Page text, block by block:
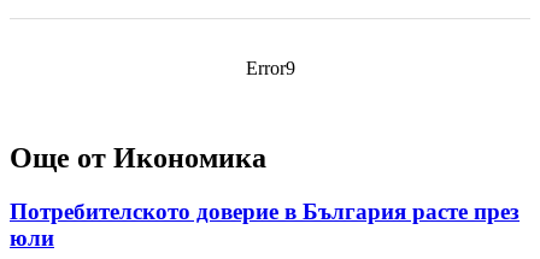
Error9
Още от Икономика
Потребителското доверие в България расте през
юли